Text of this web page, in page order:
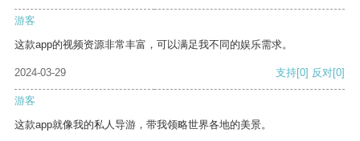
游客
这款app的视频资源非常丰富，可以满足我不同的娱乐需求。
2024-03-29 支持[0] 反对[0]
游客
这款app就像我的私人导游，带我领略世界各地的美景。